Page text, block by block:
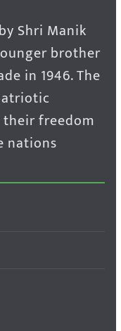
Shri Manik
brother
in 1946. The
freedom
nations